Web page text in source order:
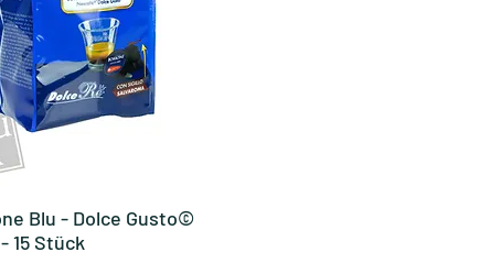
Vista rapida
Blu - Dolce Gusto©
15 Stück